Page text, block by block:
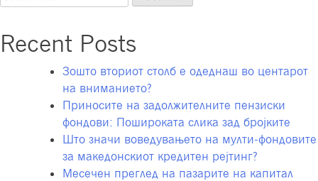
for:
Recent Posts
Зошто вториот столб е одеднаш во центарот
на вниманието?
Приносите на задолжителните пензиски
фондови: Пошироката слика зад бројките
Што значи воведувањето на мулти-фондовите
за македонскиот кредитен рејтинг?
Месечен преглед на пазарите на капитал